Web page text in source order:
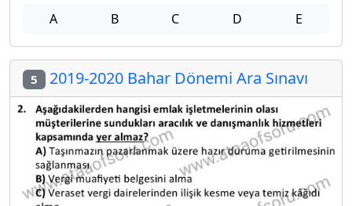
A B C D E
5 2019-2020 Bahar Dönemi Ara Sınavı